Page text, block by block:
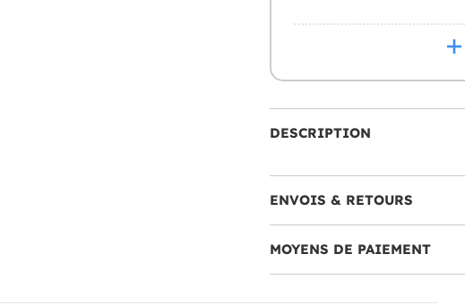
DESCRIPTION
ENVOIS & RETOURS
MOYENS DE PAIEMENT